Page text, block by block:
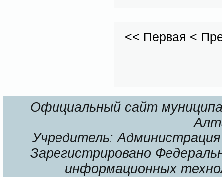
<< Первая <
Официальный сайт
Учредитель: Администрация
Зарегистрировано
информационных